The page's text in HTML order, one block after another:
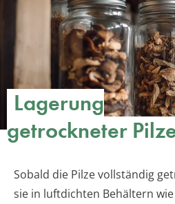
Lagerung
getrockneter
Sobald die Pilze vollständig
sie in luftdichten Behältern